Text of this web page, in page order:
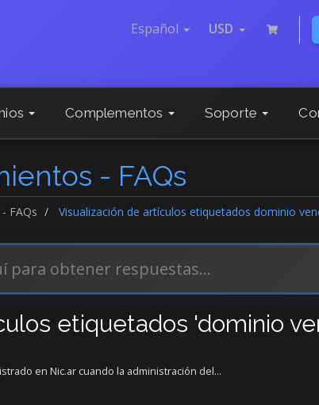
Español USD
Complementos Soporte
- FAQs
FAQs Visualización de artículos etiquetados dominio
etiquetados 'dominio
en Nic.ar cuando la administración del...